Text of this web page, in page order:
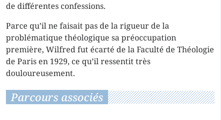
de différentes confessions.
Parce qu’il ne faisait pas de la rigueur de la
problématique théologique sa préoccupation
première, Wilfred fut écarté de la Faculté de Théologie
de Paris en 1929, ce qu’il ressentit très
douloureusement.
Parcours associés